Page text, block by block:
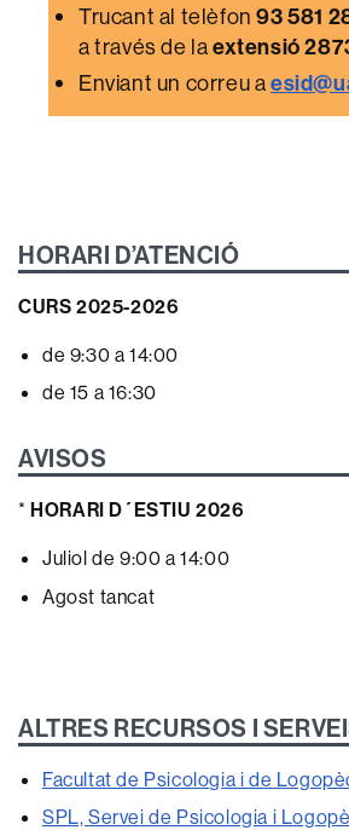
Trucant al telèfon93 581
a través de laextensió
Enviant un correu a
HORARI D’ATENCIÓ
CURS 2025-2026
de 9:30 a 14:00
de 15 a 16:30
AVISOS
*HORARI D´ESTIU 2026
Juliol de 9:00 a 14:00
Agost tancat
ALTRES RECURSOS I
Facultat de Psicologia i de
SPL, Servei de Psicologia i